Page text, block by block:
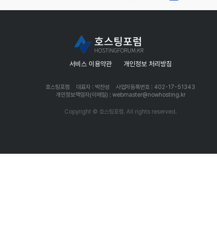
서비스 이용약관 개인정보 처리방침
호스팅포럼 대표자 : 박찬성
사업자등록번호 : 402-17-51343
개인정보책임자(이메일) : webmaster@nowhosting.kr
Copyright © 호스팅포럼. All rights reserved.